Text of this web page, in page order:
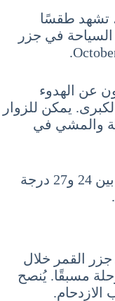
تشهد طقسًا
في جزر
عن الهدوء
يمكن للزوار
والمشي في
تتراوح درجات الحرارة في دوموني بين 24 و27 درجة
القمر خلال
مسبقًا. يُنصح
الازدحام.